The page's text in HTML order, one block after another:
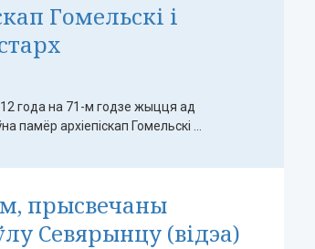
Гомельскі і
года на 71-м годзе жыцця ад
памёр архіепіскап Гомельскі ...
прысвечаны
Севярынцу (відэа)